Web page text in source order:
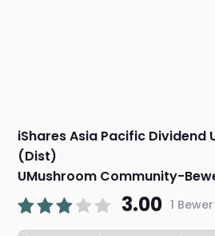
iShares Asia Pacific Dividend
(Dist)
UMushroom Community-
3.00 1